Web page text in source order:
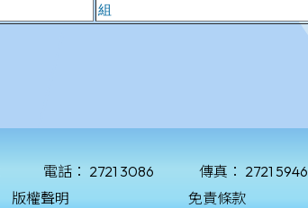
電話： 2721 3086 傳真： 2721 5946
版權聲明 免責條款